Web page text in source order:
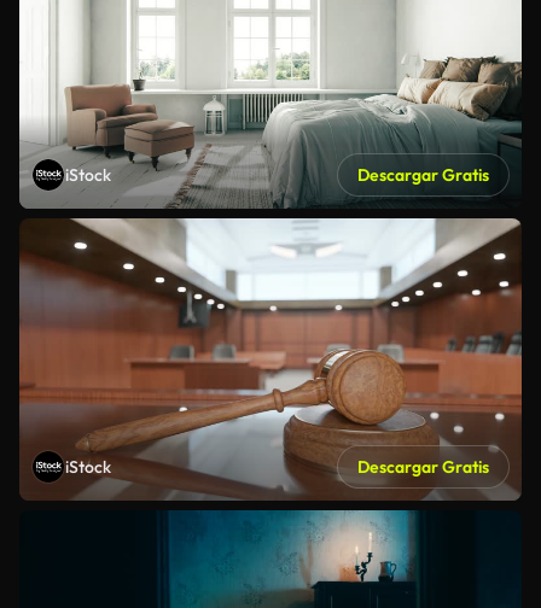
iStock Descargar Gratis
iStock Descargar Gratis